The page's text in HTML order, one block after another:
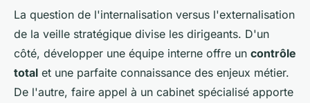
La question de l'internalisation versus l'externalisation
de la veille stratégique divise les dirigeants. D'un
côté, développer une équipe interne offre un contrôle
total et une parfaite connaissance des enjeux métier.
De l'autre, faire appel à un cabinet spécialisé apporte